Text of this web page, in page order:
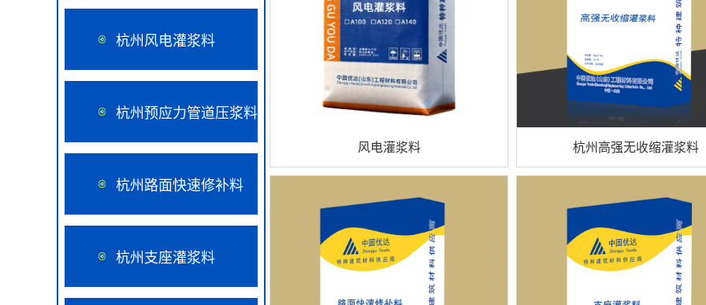
杭州风电灌浆料
杭州预应力管道压浆料
杭州路面快速修补料
杭州支座灌浆料
风电灌浆料 杭州高强无收缩灌浆料